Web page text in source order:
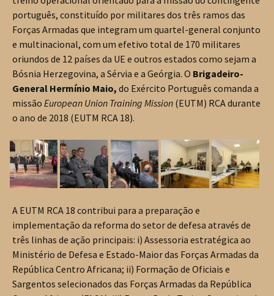
português, constituído por militares dos três ramos das
Forças Armadas que integram um quartel-general conjunto
e multinacional, com um efetivo total de 170 militares
oriundos de 12 países da UE e outros estados como sejam a
Bósnia Herzegovina, a Sérvia e a Geórgia. O Brigadeiro-
General Hermínio Maio, do Exército Português comanda a
missão European Union Training Mission (EUTM) RCA durante
o ano de 2018 (EUTM RCA 18).
A EUTM RCA 18 contribui para a preparação e
implementação da reforma do setor de defesa através de
três linhas de ação principais: i) Assessoria estratégica ao
Ministério de Defesa e Estado-Maior das Forças Armadas da
República Centro Africana; ii) Formação de Oficiais e
Sargentos selecionados das Forças Armadas da República